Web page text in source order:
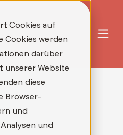
Cookies auf
Cookies werden
darüber
unserer Website
diese
Browser-
und
und